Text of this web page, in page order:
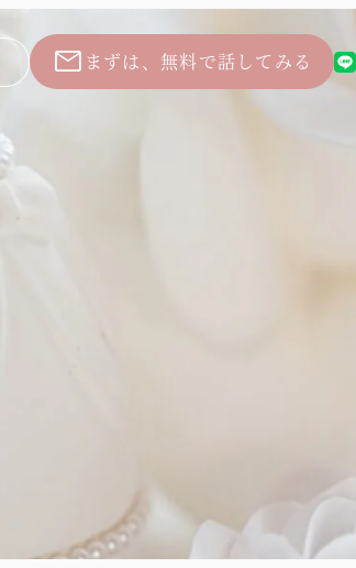
mail まずは、無料で話してみる